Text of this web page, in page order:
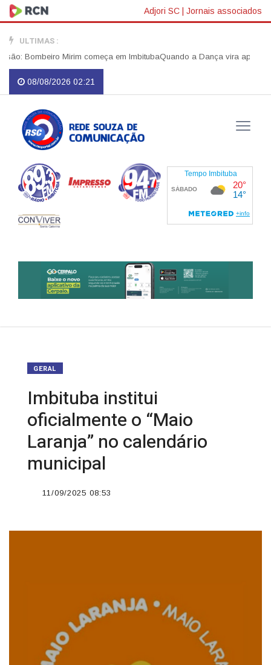
Adjori SC | Jornais associados
ULTIMAS :
Bombeiro Mirim começa em ImbitubaQuando a Dança vira apelo por
08/08/2026 02:21
GERAL
Imbituba institui
oficialmente o “Maio
Laranja” no calendário
municipal
11/09/2025 08:53